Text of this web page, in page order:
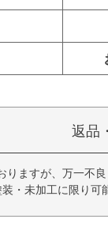
返品
ますが、万一不
・未加工に限り可